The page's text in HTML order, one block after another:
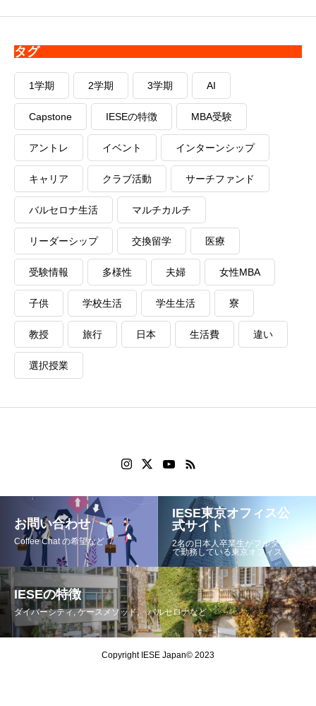
タグ
1学期 2学期 3学期 AI
Capstone IESEの特徴 MBA受験
アントレ イベント インターンシップ
キャリア クラブ活動 サーチファンド
バルセロナ生活 マルチカルチ
リーダーシップ 交換留学 医療
受験情報 多様性 夫婦 女性MBA
子供 学校生活 学生生活 寮
教授 旅行 日本 生活費 違い
選択授業
お問い合わせ
Coffee Chat の希望など
IESE東京オフィス公
式サイト
2名の日本人卒業生がフルタイム
で勤務している東京オフィスです
IESEの特徴
ダイバーシティ, ケースメソッド, バルセロナなど
Copyright IESE Japan© 2023